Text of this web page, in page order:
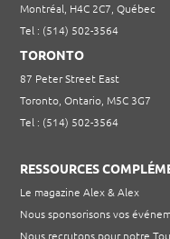
Montréal, H4C 2C7, Québec
Tel : (514) 502-3564
TORONTO
87 Peter Street East
Toronto, Ontario, M5C 3G7
Tel : (514) 502-3564
RESSOURCES
Le magazine Alex & Alex
Nous sponsorisons vos
Nous recrutons pour notre